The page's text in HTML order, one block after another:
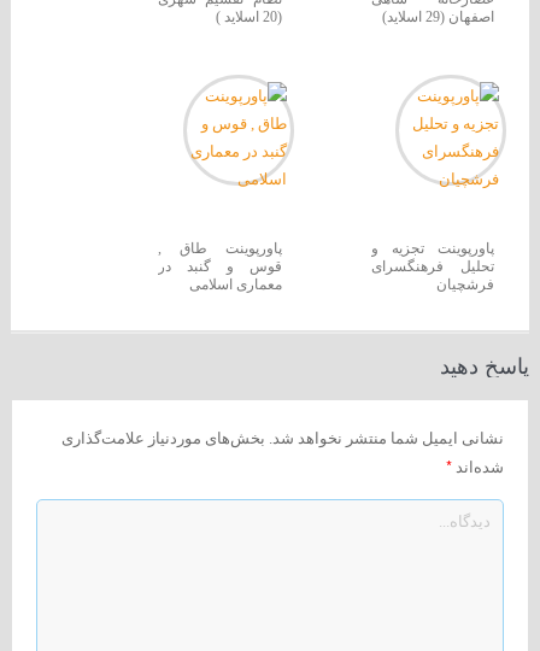
اصفهان (29 اسلاید)
(20 اسلاید )
پاورپوینت تجزیه و
تحلیل فرهنگسرای
فرشچیان
پاورپوینت طاق ,
قوس و گنبد در
معماری اسلامی
پاسخ دهید
نشانی ایمیل شما منتشر نخواهد شد. بخش‌های موردنیاز علامت‌گذاری
شده‌اند *